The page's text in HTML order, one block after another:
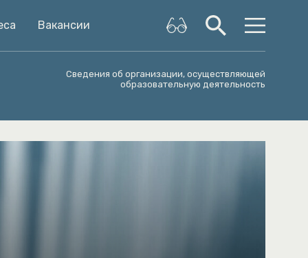
Вакансии
Сведения об организации, осуществляющей
образовательную деятельность